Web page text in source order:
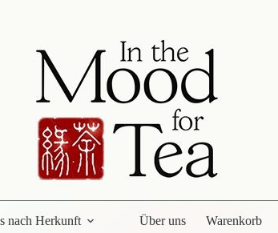
nach Herkunft Über uns Warenkorb